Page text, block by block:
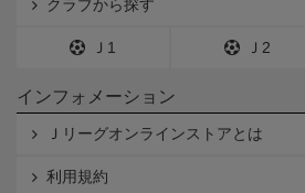
クラブから探す
Ｊ1 Ｊ2
インフォメーション
Ｊリーグオンラインストアとは
利用規約